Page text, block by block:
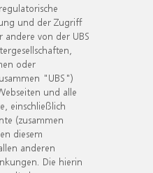
und der Zugriff
andere von der UBS
oder
"UBS")
und alle
einschließlich
(zusammen
diesem
anderen
Die hierin